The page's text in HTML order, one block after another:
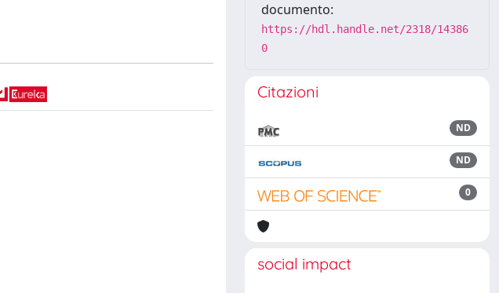
documento:
https://hdl.handle.net/2318/14386
0
Citazioni
ND
ND
0
social impact